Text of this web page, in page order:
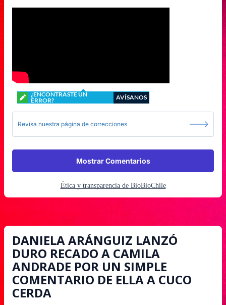
¿ENCONTRASTE UN
ERROR?
AVÍSANOS
Revisa nuestra página de correcciones
Mostrar Comentarios
Ética y transparencia de BioBioChile
DANIELA ARÁNGUIZ LANZÓ
DURO RECADO A CAMILA
ANDRADE POR UN SIMPLE
COMENTARIO DE ELLA A CUCO
CERDA